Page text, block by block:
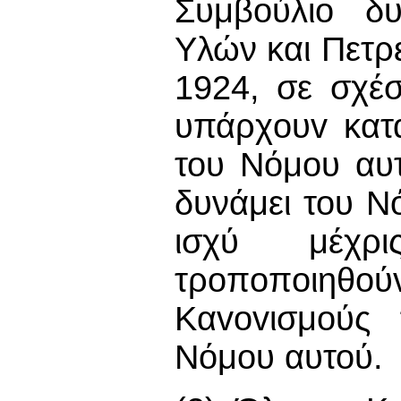
Συμβούλιο
Υλών και
1924, σε
υπάρχoυv
του Νόμου
δυνάμει του
ισχύ
Νόμου αυτού.